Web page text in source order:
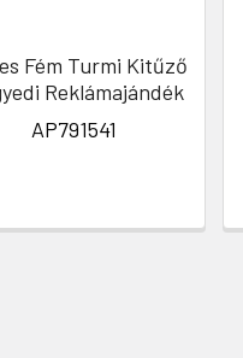
Fém Turmi Kitűző
Reklámajándék
AP791541